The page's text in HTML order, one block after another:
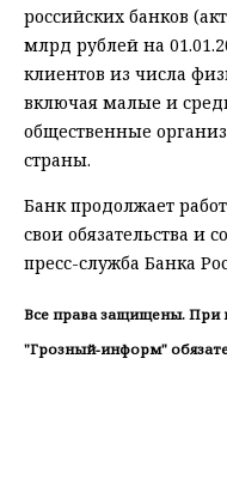
российских банков
млрд рублей на
клиентов из числа
включая малые и
общественные
страны.
Банк продолжает
свои обязательства и
пресс-служба Банка
Все права защищены. При
"Грозный-информ"